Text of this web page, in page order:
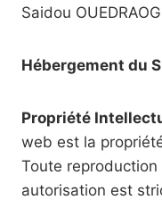
Saidou
Hébergement du
Propriété
web est la
Toute
autorisation est